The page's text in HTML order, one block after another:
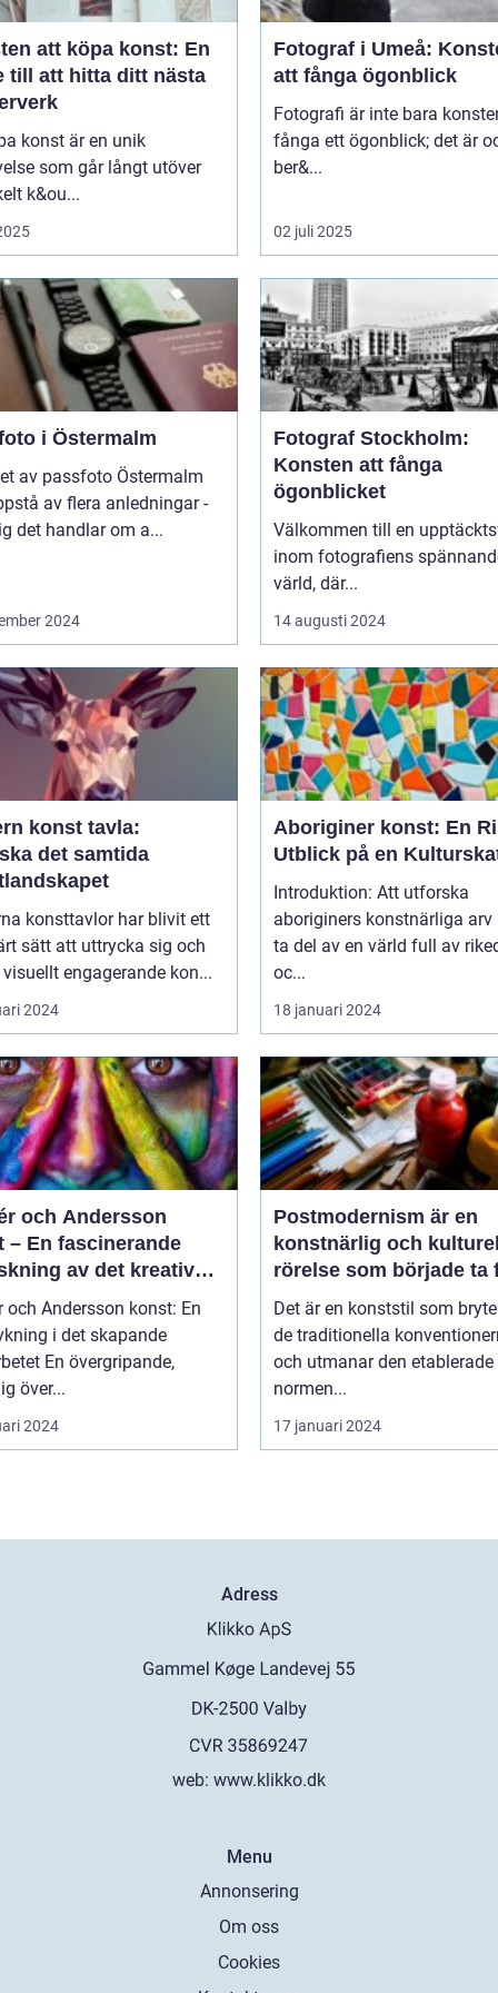
att köpa konst: En
till att hitta ditt nästa
konst är en unik
som går långt utöver
k&ou...
Fotograf i Umeå:
att fånga ögonblick
Fotografi är inte bara
fånga ett ögonblick; det är
ber&...
02 juli 2025
i Östermalm
av passfoto Östermalm
av flera anledningar -
det handlar om a...
2024
Fotograf Stockholm:
Konsten att fånga
ögonblicket
Välkommen till en
inom fotografiens
värld, där...
14 augusti 2024
konst tavla:
det samtida
konsttavlor har blivit ett
sätt att uttrycka sig och
engagerande kon...
2024
Aboriginer konst: En
Utblick på en
Introduktion: Att utforska
aboriginers konstnärliga arv
ta del av en värld full av
oc...
18 januari 2024
och Andersson
– En fascinerande
av det kreativa
och Andersson konst: En
i det skapande
över...
2024
Postmodernism är en
konstnärlig och
rörelse som började ta
under 1960-talet och
fortsatte att växa i
popularitet under de
Det är en konststil som
de traditionella
och utmanar den etablerade
normen...
17 januari 2024
Adress
web: www.klikko.dk
Menu
Annonsering
Om oss
Cookies